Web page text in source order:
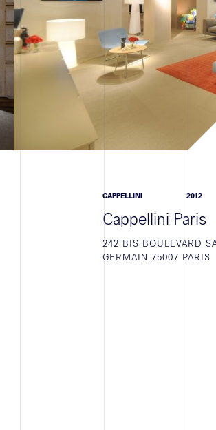
CAPPELLINI 2012
Cappellini Paris
242 BIS BOULEVARD
GERMAIN 75007 PARIS